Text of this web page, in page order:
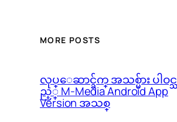
MORE POSTS
လုပ္ေဆာင္ခ်က္ အသစ္မ်ား ပါဝင္သ
ည့္ M-Media Android App
Version အသစ္